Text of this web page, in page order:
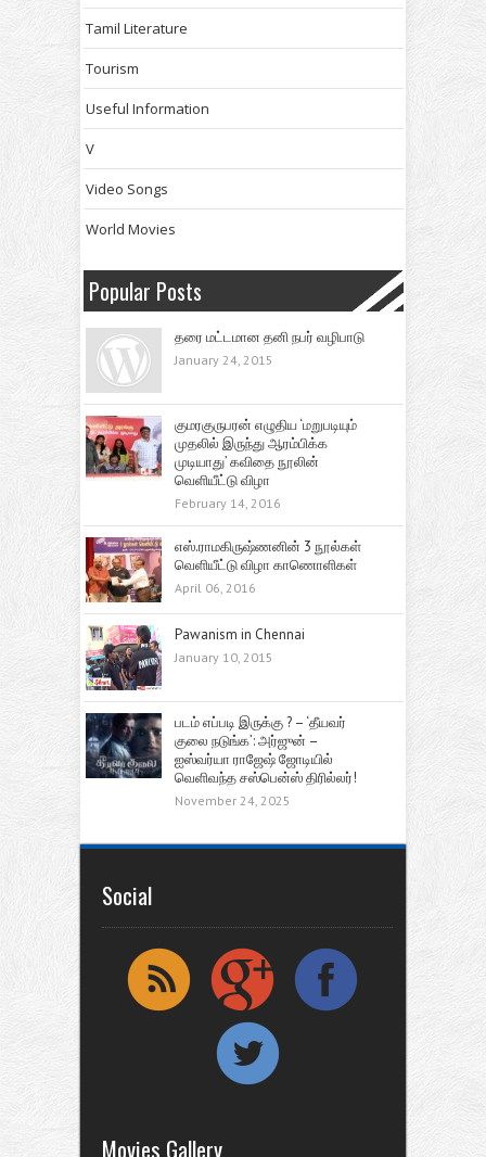
Tamil Literature
Tourism
Useful Information
V
Video Songs
World Movies
Popular Posts
தரை மட்டமான தனி நபர் வழிபாடு
January 24, 2015
குமரகுருபரன் எழுதிய ‘மறுபடியும்
முதலில் இருந்து ஆரம்பிக்க
முடியாது’ கவிதை நூலின்
வெளியீட்டு விழா
February 14, 2016
எஸ்.ராமகிருஷ்ணனின் 3 நூல்கள்
வெளியீட்டு விழா காணொளிகள்
April 06, 2016
Pawanism in Chennai
January 10, 2015
படம் எப்படி இருக்கு ? – ‘தீயவர்
குலை நடுங்க’: அர்ஜுன் –
ஐஸ்வர்யா ராஜேஷ் ஜோடியில்
வெளிவந்த சஸ்பென்ஸ் திரில்லர்!
November 24, 2025
Social
Movies Gallery